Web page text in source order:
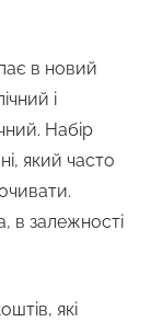
в новий
і
Набір
який часто
в залежності
які